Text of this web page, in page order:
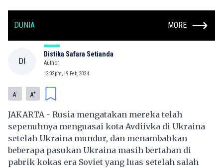
DUNIA MORE
DI
Distika Safara Setianda
Author
12:02pm, 19 Feb, 2024
A- A+
JAKARTA - Rusia mengatakan mereka telah
sepenuhnya menguasai kota Avdiivka di Ukraina
setelah Ukraina mundur, dan menambahkan
beberapa pasukan Ukraina masih bertahan di
pabrik kokas era Soviet yang luas setelah salah